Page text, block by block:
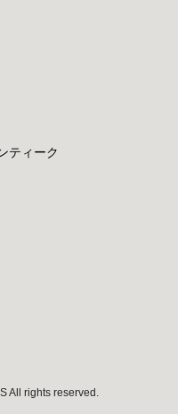
ティーク
All rights reserved.